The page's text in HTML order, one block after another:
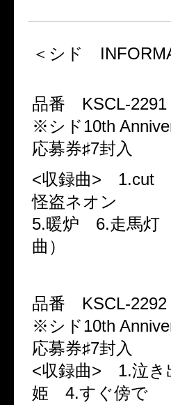
＜シド
品番 KSCL-
※シド10th
応募券♯7封入
<収録曲> 1.cut
怪盗ネオン
5.暖炉 6.走馬灯
曲）
品番 KSCL-
※シド10th
応募券♯7封入
<収録曲> 1.泣
姫 4.すぐ傍で